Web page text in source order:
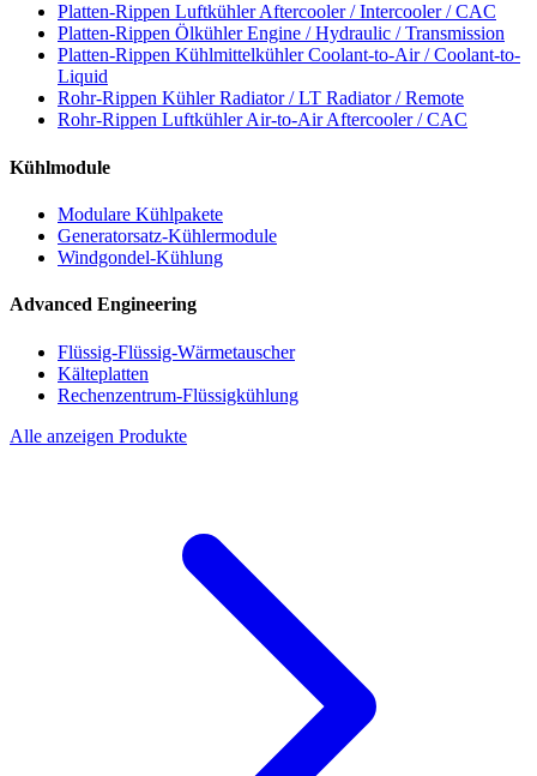
Platten-Rippen LuftkühlerAftercooler / Intercooler / CAC
Platten-Rippen ÖlkühlerEngine / Hydraulic / Transmission
Platten-Rippen KühlmittelkühlerCoolant-to-Air / Coolant-to-
Liquid
Rohr-Rippen KühlerRadiator / LT Radiator / Remote
Rohr-Rippen LuftkühlerAir-to-Air Aftercooler / CAC
Kühlmodule
Modulare Kühlpakete
Generatorsatz-Kühlermodule
Windgondel-Kühlung
Advanced Engineering
Flüssig-Flüssig-Wärmetauscher
Kälteplatten
Rechenzentrum-Flüssigkühlung
Alle anzeigen Produkte